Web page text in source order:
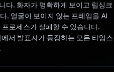
다. 화자가 명확하게 보이고 립싱크
. 얼굴이 보이지 않는 프레임을 AI
로세스가 실패할 수 있습니다.
서 발표자가 등장하는 모든 타임스